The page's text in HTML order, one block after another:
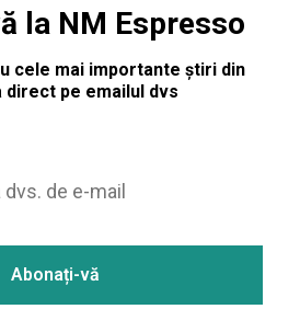
la NM Espresso
cele mai importante știri din
direct pe emailul dvs